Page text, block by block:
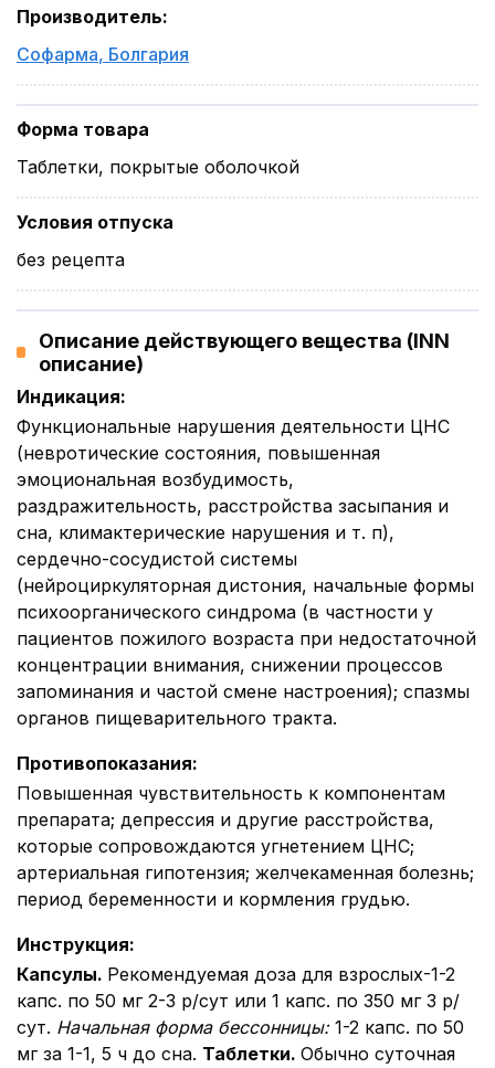
Производитель:
Софарма, Болгария
Форма товара
Таблетки, покрытые оболочкой
Условия отпуска
без рецепта
Описание действующего вещества (INN
описание)
Индикация:
Функциональные нарушения деятельности ЦНС
(невротические состояния, повышенная
эмоциональная возбудимость,
раздражительность, расстройства засыпания и
сна, климактерические нарушения и т. п),
сердечно-сосудистой системы
(нейроциркуляторная дистония, начальные формы
психоорганического синдрома (в частности у
пациентов пожилого возраста при недостаточной
концентрации внимания, снижении процессов
запоминания и частой смене настроения); спазмы
органов пищеварительного тракта.
Противопоказания:
Повышенная чувствительность к компонентам
препарата; депрессия и другие расстройства,
которые сопровождаются угнетением ЦНС;
артериальная гипотензия; желчекаменная болезнь;
период беременности и кормления грудью.
Инструкция:
Капсулы. Рекомендуемая доза для взрослых-1-2
капс. по 50 мг 2-3 р/сут или 1 капс. по 350 мг 3 р/
сут. Начальная форма бессонницы: 1-2 капс. по 50
мг за 1-1, 5 ч до сна. Таблетки. Обычно суточная